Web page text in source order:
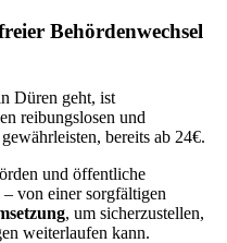
Behördenwechsel
Düren geht, ist
reibungslosen und
bereits ab 24€.
und öffentliche
von einer sorgfältigen
, um sicherzustellen,
weiterlaufen kann.